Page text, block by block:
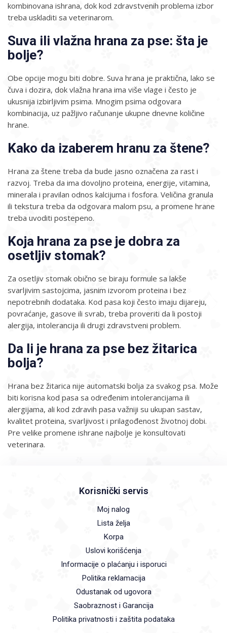
kombinovana ishrana, dok kod zdravstvenih problema izbor
treba uskladiti sa veterinarom.
Suva ili vlažna hrana za pse: šta je
bolje?
Obe opcije mogu biti dobre. Suva hrana je praktična, lako se
čuva i dozira, dok vlažna hrana ima više vlage i često je
ukusnija izbirljivim psima. Mnogim psima odgovara
kombinacija, uz pažljivo računanje ukupne dnevne količine
hrane.
Kako da izaberem hranu za štene?
Hrana za štene treba da bude jasno označena za rast i
razvoj. Treba da ima dovoljno proteina, energije, vitamina,
minerala i pravilan odnos kalcijuma i fosfora. Veličina granula
ili tekstura treba da odgovara malom psu, a promene hrane
treba uvoditi postepeno.
Koja hrana za pse je dobra za
osetljiv stomak?
Za osetljiv stomak obično se biraju formule sa lakše
svarljivim sastojcima, jasnim izvorom proteina i bez
nepotrebnih dodataka. Kod pasa koji često imaju dijareju,
povraćanje, gasove ili svrab, treba proveriti da li postoji
alergija, intolerancija ili drugi zdravstveni problem.
Da li je hrana za pse bez žitarica
bolja?
Hrana bez žitarica nije automatski bolja za svakog psa. Može
biti korisna kod pasa sa određenim intolerancijama ili
alergijama, ali kod zdravih pasa važniji su ukupan sastav,
kvalitet proteina, svarljivost i prilagođenost životnoj dobi.
Pre velike promene ishrane najbolje je konsultovati
veterinara.
Korisnički servis
Moj nalog
Lista želja
Korpa
Uslovi korišćenja
Informacije o plaćanju i isporuci
Politika reklamacija
Odustanak od ugovora
Saobraznost i Garancija
Politika privatnosti i zaštita podataka